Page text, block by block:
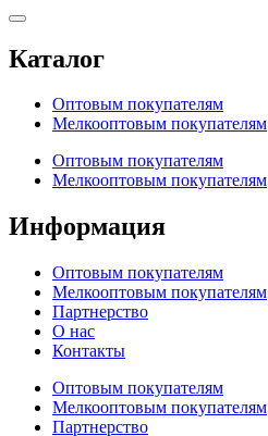
Каталог
Оптовым покупателям
Мелкооптовым покупателям
Оптовым покупателям
Мелкооптовым покупателям
Информация
Оптовым покупателям
Мелкооптовым покупателям
Партнерство
О нас
Контакты
Оптовым покупателям
Мелкооптовым покупателям
Партнерство